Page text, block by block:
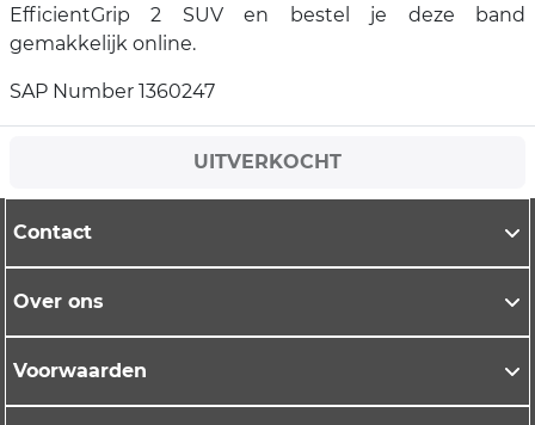
EfficientGrip 2 SUV en bestel je deze band
gemakkelijk online.
SAP Number 1360247
UITVERKOCHT
Contact
Over ons
Voorwaarden